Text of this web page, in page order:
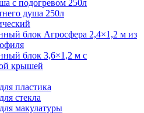
с подогревом 250л
душа 250л
блок Агросфера 2,4×1,2 м из
блок 3,6×1,2 м с
крышей
пластика
стекла
макулатуры